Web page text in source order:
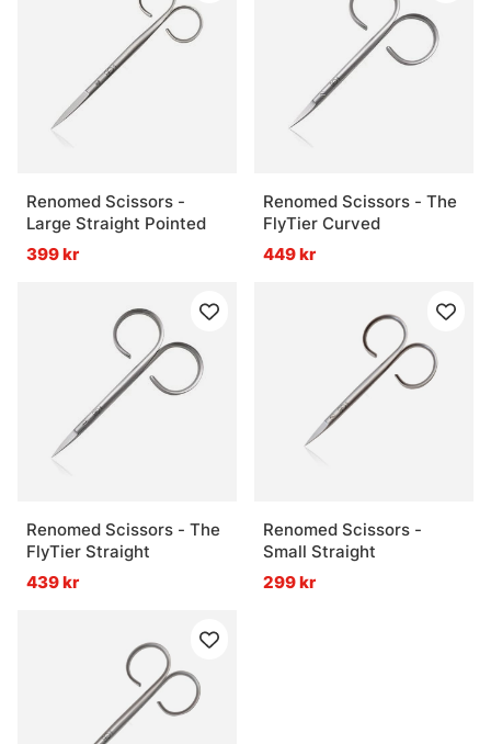
Renomed Scissors -
Large Straight Pointed
399 kr
Renomed Scissors - The
FlyTier Curved
449 kr
Renomed Scissors - The
FlyTier Straight
439 kr
Renomed Scissors -
Small Straight
299 kr